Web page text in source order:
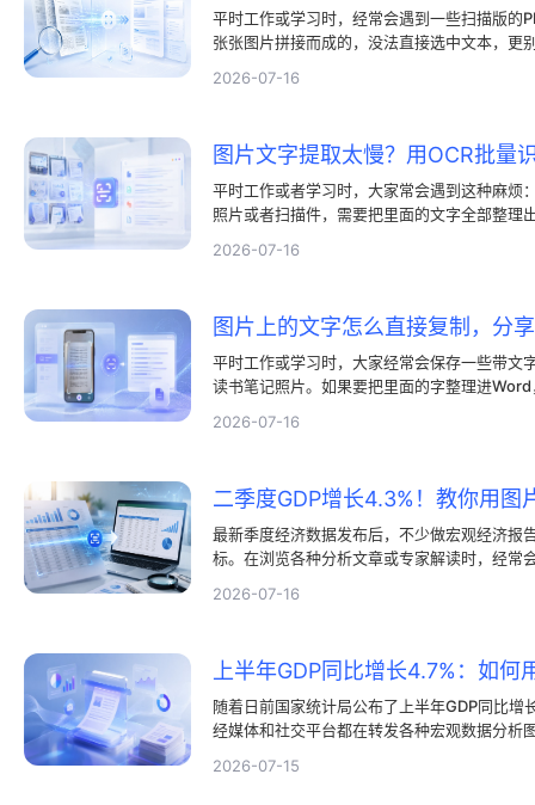
平时工作或学习时，经常会遇到一些扫描版的
张张图片拼接而成的，没法直接选中文本，更
烦，核心在于进行OCR PDF识别。通过文字
2026-07-16
图片文字提取太慢？用OCR批量
平时工作或者学习时，大家常会遇到这种麻烦
照片或者扫描件，需要把里面的文字全部整理
别浪费时间。这种时候，效率更高的OCR批量
2026-07-16
平时工作或学习时，大家经常会保存一些带文
读书笔记照片。如果要把里面的字整理进
张识别技术，几秒钟就能解决这个问题。
2026-07-16
最新季度经济数据发布后，不少做宏观经济报
标。在浏览各种分析文章或专家解读时，经常
看错行、打错字。其实，通过图片转文字的办
2026-07-16
随着日前国家统计局公布了上半年GDP同比
经媒体和社交平台都在转发各种宏观数据分析
源源不断，但是想要把里面密密麻麻的数据和
2026-07-15